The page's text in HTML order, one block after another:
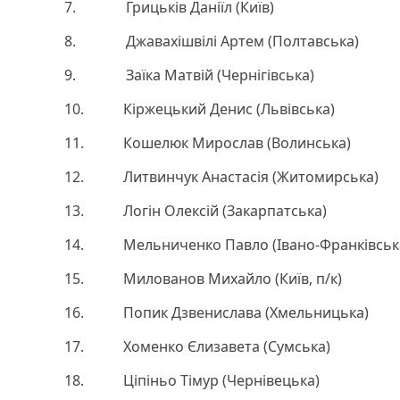
7. Грицьків Даніїл (Київ)
8. Джавахішвілі Артем (Полтавська)
9. Заїка Матвій (Чернігівська)
10. Кіржецький Денис (Львівська)
11. Кошелюк Мирослав (Волинська)
12. Литвинчук Анастасія (Житомирська)
13. Логін Олексій (Закарпатська)
14. Мельниченко Павло (Івано-
15. Милованов Михайло (Київ, п/к)
16. Попик Дзвенислава (Хмельницька)
17. Хоменко Єлизавета (Сумська)
18. Ціпіньо Тімур (Чернівецька)